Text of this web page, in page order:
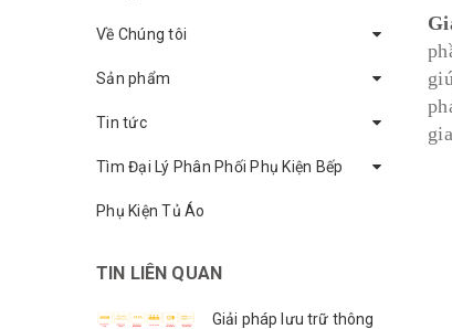
Về Chúng tôi
Sản phẩm
Tin tức
Tìm Đại Lý Phân Phối Phụ Kiện Bếp
Phụ Kiện Tủ Áo
TIN LIÊN QUAN
Giải pháp lưu trữ thông